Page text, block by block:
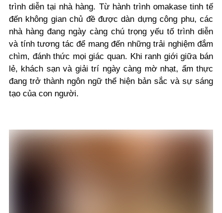
trình diễn tại nhà hàng. Từ hành trình omakase tinh tế
đến không gian chủ đề được dàn dựng công phu, các
nhà hàng đang ngày càng chú trọng yếu tố trình diễn
và tính tương tác để mang đến những trải nghiệm đắm
chìm, đánh thức mọi giác quan. Khi ranh giới giữa bán
lẻ, khách sạn và giải trí ngày càng mờ nhạt, ẩm thực
đang trở thành ngôn ngữ thể hiện bản sắc và sự sáng
tạo của con người.